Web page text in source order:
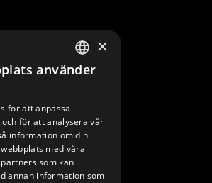
– översikt
SWEDISH
DEUTSCH
×
använder
för att anpassa
för att analysera vår
information om din
med våra
som kan
annan information som